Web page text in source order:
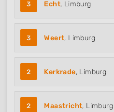
3 Echt, Limburg
3 Weert, Limburg
2 Kerkrade, Limburg
2 Maastricht, Limburg